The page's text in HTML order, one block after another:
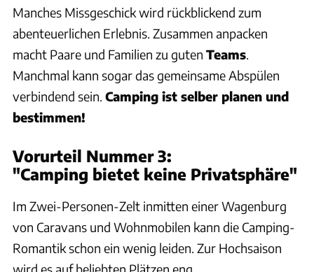
Manches Missgeschick wird rückblickend zum
abenteuerlichen Erlebnis. Zusammen anpacken
macht Paare und Familien zu guten Teams.
Manchmal kann sogar das gemeinsame Abspülen
verbindend sein. Camping ist selber planen und
bestimmen!
Vorurteil Nummer 3:
"Camping bietet keine Privatsphäre"
Im Zwei-Personen-Zelt inmitten einer Wagenburg
von Caravans und Wohnmobilen kann die Camping-
Romantik schon ein wenig leiden. Zur Hochsaison
wird es auf beliebten Plätzen eng.